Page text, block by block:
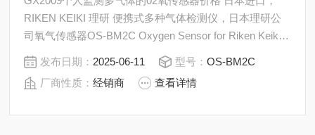
RIKEN KEIKI 理研 便携式多种气体检测仪，日本理研公
司氧气传感器OS-BM2C Oxygen Sensor for Riken Keiki
GX-2009
发布日期： 2025-06-11 型号：OS-BM2C
厂商性质：经销商 查看详情